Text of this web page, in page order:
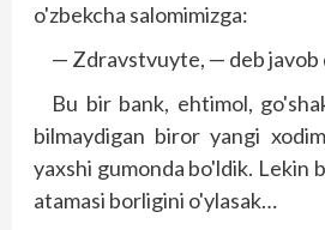
o'zbekcha salomimizga:
— Zdravstvuyte, — deb
Bu bir bank, ehtimol,
bilmaydigan biror yangi
yaxshi gumonda bo'ldik. Lekin
atamasi borligini o'ylasak…